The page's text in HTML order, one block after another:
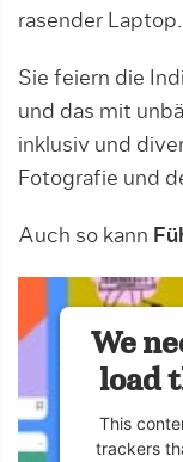
rasender Laptop.
Sie feiern die
und das mit
inklusiv und
Fotografie und
Auch so kann
We
load
This
trackers